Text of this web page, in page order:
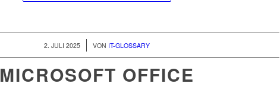
2. JULI 2025 VON IT-GLOSSARY
MICROSOFT OFFICE